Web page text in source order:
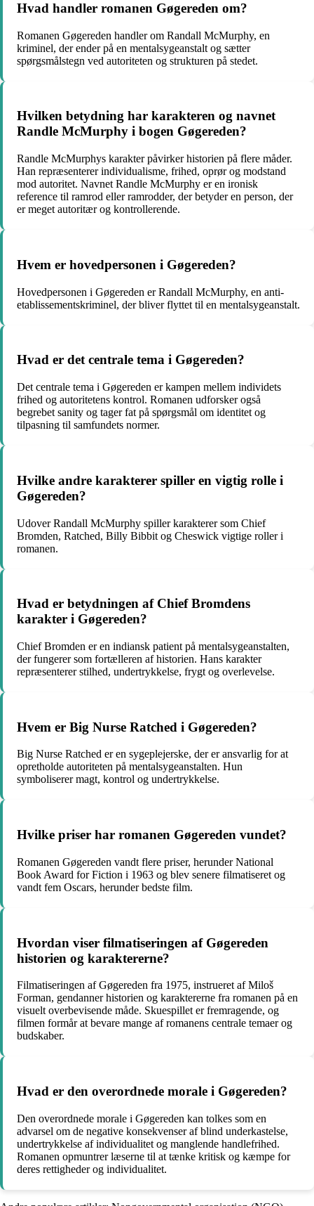
Hvad handler romanen Gøgereden om?
Romanen Gøgereden handler om Randall McMurphy, en
kriminel, der ender på en mentalsygeanstalt og sætter
spørgsmålstegn ved autoriteten og strukturen på stedet.
Hvilken betydning har karakteren og navnet
Randle McMurphy i bogen Gøgereden?
Randle McMurphys karakter påvirker historien på flere måder.
Han repræsenterer individualisme, frihed, oprør og modstand
mod autoritet. Navnet Randle McMurphy er en ironisk
reference til ramrod eller ramrodder, der betyder en person, der
er meget autoritær og kontrollerende.
Hvem er hovedpersonen i Gøgereden?
Hovedpersonen i Gøgereden er Randall McMurphy, en anti-
etablissementskriminel, der bliver flyttet til en mentalsygeanstalt.
Hvad er det centrale tema i Gøgereden?
Det centrale tema i Gøgereden er kampen mellem individets
frihed og autoritetens kontrol. Romanen udforsker også
begrebet sanity og tager fat på spørgsmål om identitet og
tilpasning til samfundets normer.
Hvilke andre karakterer spiller en vigtig rolle i
Gøgereden?
Udover Randall McMurphy spiller karakterer som Chief
Bromden, Ratched, Billy Bibbit og Cheswick vigtige roller i
romanen.
Hvad er betydningen af Chief Bromdens
karakter i Gøgereden?
Chief Bromden er en indiansk patient på mentalsygeanstalten,
der fungerer som fortælleren af historien. Hans karakter
repræsenterer stilhed, undertrykkelse, frygt og overlevelse.
Hvem er Big Nurse Ratched i Gøgereden?
Big Nurse Ratched er en sygeplejerske, der er ansvarlig for at
opretholde autoriteten på mentalsygeanstalten. Hun
symboliserer magt, kontrol og undertrykkelse.
Hvilke priser har romanen Gøgereden vundet?
Romanen Gøgereden vandt flere priser, herunder National
Book Award for Fiction i 1963 og blev senere filmatiseret og
vandt fem Oscars, herunder bedste film.
Hvordan viser filmatiseringen af Gøgereden
historien og karaktererne?
Filmatiseringen af Gøgereden fra 1975, instrueret af Miloš
Forman, gendanner historien og karaktererne fra romanen på en
visuelt overbevisende måde. Skuespillet er fremragende, og
filmen formår at bevare mange af romanens centrale temaer og
budskaber.
Hvad er den overordnede morale i Gøgereden?
Den overordnede morale i Gøgereden kan tolkes som en
advarsel om de negative konsekvenser af blind underkastelse,
undertrykkelse af individualitet og manglende handlefrihed.
Romanen opmuntrer læserne til at tænke kritisk og kæmpe for
deres rettigheder og individualitet.